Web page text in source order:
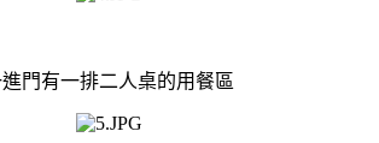
門有一排二人桌的用餐區